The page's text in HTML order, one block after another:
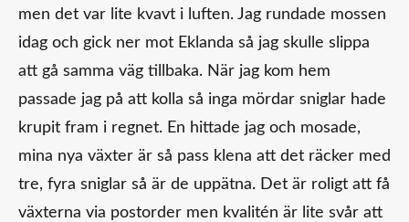
men det var lite kvavt i luften. Jag rundade mossen
idag och gick ner mot Eklanda så jag skulle slippa
att gå samma väg tillbaka. När jag kom hem
passade jag på att kolla så inga mördar sniglar hade
krupit fram i regnet. En hittade jag och mosade,
mina nya växter är så pass klena att det räcker med
tre, fyra sniglar så är de uppätna. Det är roligt att få
växterna via postorder men kvalitén är lite svår att